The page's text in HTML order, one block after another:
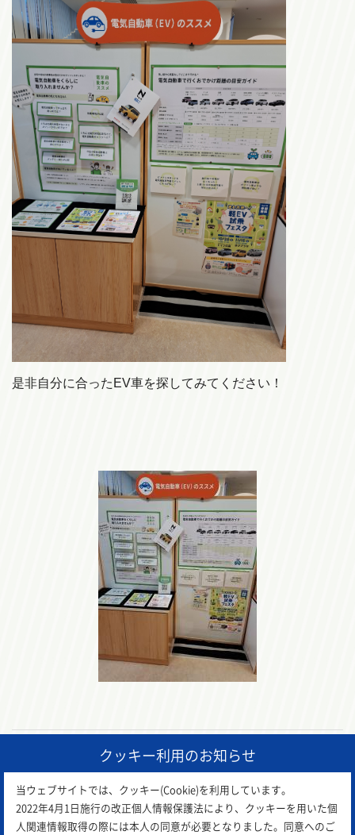
是非自分に合ったEV車を探してみてください！
前の記事 一覧に戻る 次の記事
クッキー利用のお知らせ
当ウェブサイトでは、クッキー(Cookie)を利用しています。
2022年4月1日施行の改正個人情報保護法により、クッキーを用いた個
人関連情報取得の際には本人の同意が必要となりました。同意へのご